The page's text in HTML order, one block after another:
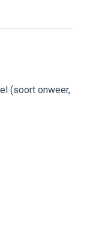
(soort onweer,